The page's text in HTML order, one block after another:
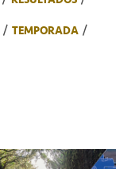
TEMPORADA